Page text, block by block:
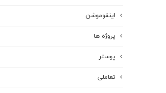
اینفوموشن
پروژه ها
پوستر
تعاملی